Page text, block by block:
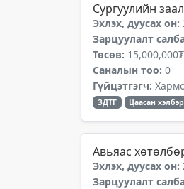
Сургуулийн
Эхлэх, дуусах он:
Зарцуулалт
Төсөв: 15,000,000₮
Саналын тоо: 0
Гүйцэтгэгч:
ЗДТГ Цаасан
Авьяас
Эхлэх, дуусах он:
Зарцуулалт